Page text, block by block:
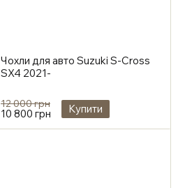
Чохли для авто Suzuki S-Cross
SX4 2021-
12 000 грн
10 800 грн Купити